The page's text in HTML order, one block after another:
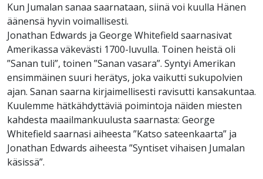
Kun Jumalan sanaa saarnataan, siinä voi kuulla Hänen
äänensä hyvin voimallisesti.
Jonathan Edwards ja George Whitefield saarnasivat
Amerikassa väkevästi 1700-luvulla. Toinen heistä oli
”Sanan tuli”, toinen ”Sanan vasara”. Syntyi Amerikan
ensimmäinen suuri herätys, joka vaikutti sukupolvien
ajan. Sanan saarna kirjaimellisesti ravisutti kansakuntaa.
Kuulemme hätkähdyttäviä poimintoja näiden miesten
kahdesta maailmankuulusta saarnasta: George
Whitefield saarnasi aiheesta ”Katso sateenkaarta” ja
Jonathan Edwards aiheesta ”Syntiset vihaisen Jumalan
käsissä”.